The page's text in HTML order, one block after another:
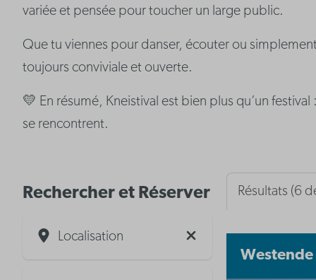
variée et pensée pour toucher un large public.
Que tu viennes pour danser, écouter ou
toujours conviviale et ouverte.
💛 En résumé, Kneistival est bien plus qu’un
se rencontrent.
Rechercher et Réserver
Localisation
Résultats (6
Westende